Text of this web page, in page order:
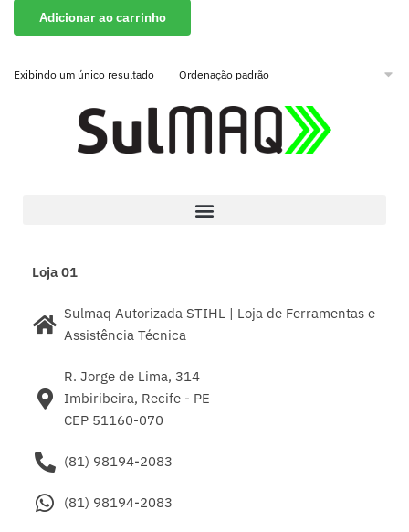
Adicionar ao carrinho
Exibindo um único resultado
Loja 01
Sulmaq Autorizada STIHL | Loja de Ferramentas e
Assistência Técnica
R. Jorge de Lima, 314
Imbiribeira, Recife - PE
CEP 51160-070
(81) 98194-2083
(81) 98194-2083